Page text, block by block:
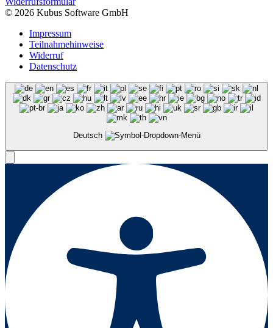
© 2026 Kubus Software GmbH
Impressum
Teilnahmehinweise
Widerruf
Datenschutz
Deutsch